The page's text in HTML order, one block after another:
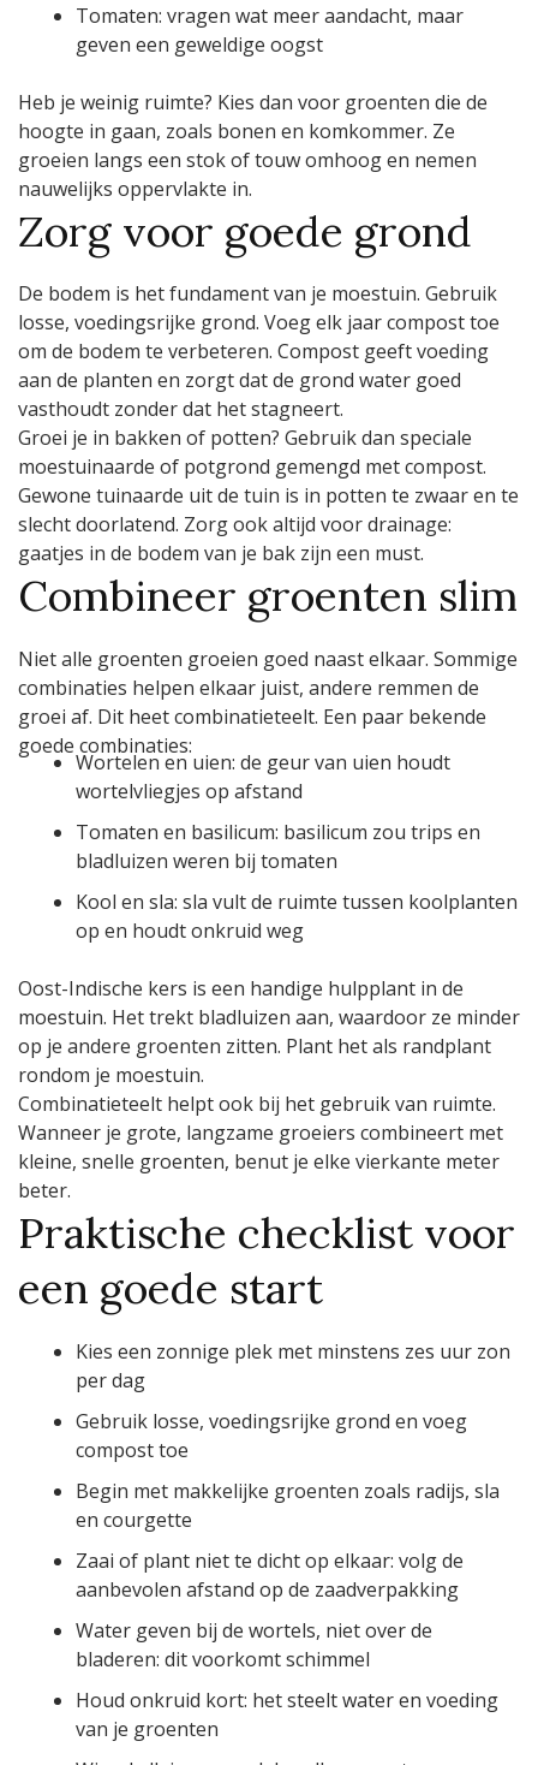
Tomaten: vragen wat meer aandacht, maar
geven een geweldige oogst
Heb je weinig ruimte? Kies dan voor groenten die de
hoogte in gaan, zoals bonen en komkommer. Ze
groeien langs een stok of touw omhoog en nemen
nauwelijks oppervlakte in.
Zorg voor goede grond
De bodem is het fundament van je moestuin. Gebruik
losse, voedingsrijke grond. Voeg elk jaar compost toe
om de bodem te verbeteren. Compost geeft voeding
aan de planten en zorgt dat de grond water goed
vasthoudt zonder dat het stagneert.
Groei je in bakken of potten? Gebruik dan speciale
moestuinaarde of potgrond gemengd met compost.
Gewone tuinaarde uit de tuin is in potten te zwaar en te
slecht doorlatend. Zorg ook altijd voor drainage:
gaatjes in de bodem van je bak zijn een must.
Combineer groenten slim
Niet alle groenten groeien goed naast elkaar. Sommige
combinaties helpen elkaar juist, andere remmen de
groei af. Dit heet combinatieteelt. Een paar bekende
goede combinaties:
Wortelen en uien: de geur van uien houdt
wortelvliegjes op afstand
Tomaten en basilicum: basilicum zou trips en
bladluizen weren bij tomaten
Kool en sla: sla vult de ruimte tussen koolplanten
op en houdt onkruid weg
Oost-Indische kers is een handige hulpplant in de
moestuin. Het trekt bladluizen aan, waardoor ze minder
op je andere groenten zitten. Plant het als randplant
rondom je moestuin.
Combinatieteelt helpt ook bij het gebruik van ruimte.
Wanneer je grote, langzame groeiers combineert met
kleine, snelle groenten, benut je elke vierkante meter
beter.
Praktische checklist voor
een goede start
Kies een zonnige plek met minstens zes uur zon
per dag
Gebruik losse, voedingsrijke grond en voeg
compost toe
Begin met makkelijke groenten zoals radijs, sla
en courgette
Zaai of plant niet te dicht op elkaar: volg de
aanbevolen afstand op de zaadverpakking
Water geven bij de wortels, niet over de
bladeren: dit voorkomt schimmel
Houd onkruid kort: het steelt water en voeding
van je groenten